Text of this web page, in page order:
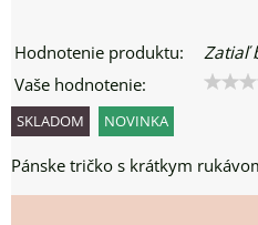
Hodnotenie produktu:
Zatiaľ
Vaše hodnotenie:
SKLADOM NOVINKA
Pánske tričko s krátkym